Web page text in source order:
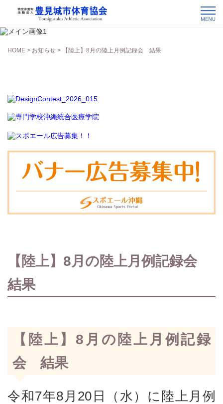
お知らせ
HOME > お知らせ > 【陸上】8月の陸上月例記録会 結果
【陸上】8月の陸上月例記録会
結果
【陸上】8月の陸上月例記録
会 結果
令和7年8月20日（水）に陸上月例